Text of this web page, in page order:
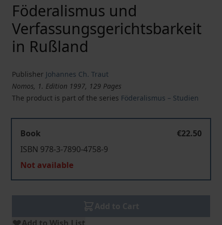
Föderalismus und
Verfassungsgerichtsbarkeit
in Rußland
Publisher Johannes Ch. Traut
Nomos, 1. Edition 1997, 129 Pages
The product is part of the series Föderalismus – Studien
Book
€22.50
ISBN 978-3-7890-4758-9
Not available